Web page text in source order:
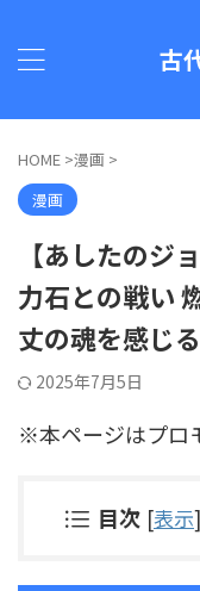
古
HOME >漫画 >
漫画
【あしたのジ
力石との戦い
丈の魂を感じ
2025年7月5日
※本ページはプロ
目次 [表示]